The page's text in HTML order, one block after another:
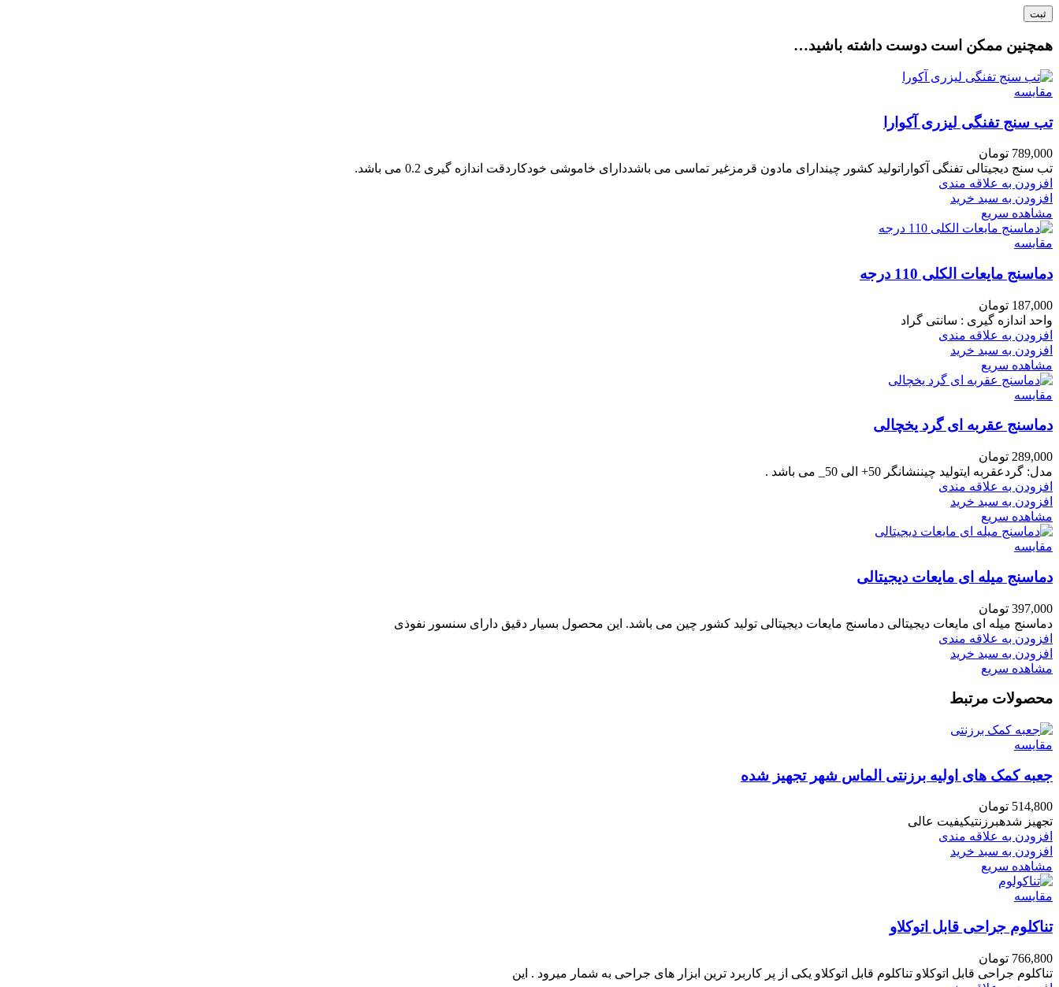
همچنین ممکن است دوست داشته باشید…
مقایسه
تب سنج تفنگی لیزری آکوارا
789,000 تومان
تب سنج دیجیتالی تفنگی آکواراتولید کشور چیندارای مادون قرمزغیر تماسی می باشددارای خاموشی خودکاردقت اندازه گیری 0.2 می باشد.
افزودن به علاقه مندی
افزودن به سبد خرید
مشاهده سریع
مقایسه
دماسنج مایعات الکلی 110 درجه
187,000 تومان
واحد اندازه گیری : سانتی گراد
افزودن به علاقه مندی
افزودن به سبد خرید
مشاهده سریع
مقایسه
دماسنج عقربه ای گرد یخچالی
289,000 تومان
مدل: گردعقربه ایتولید چیننشانگر 50+ الی 50_ می باشد .
افزودن به علاقه مندی
افزودن به سبد خرید
مشاهده سریع
مقایسه
دماسنج میله ای مایعات دیجیتالی
397,000 تومان
دماسنج میله ای مایعات دیجیتالی دماسنج مایعات دیجیتالی تولید کشور چین می باشد. این محصول بسیار دقیق دارای سنسور نفوذی
افزودن به علاقه مندی
افزودن به سبد خرید
مشاهده سریع
محصولات مرتبط
مقایسه
جعبه کمک های اولیه برزنتی الماس شهر تجهیز شده
514,800 تومان
تجهیز شدهبرزنتیکیفیت عالی
افزودن به علاقه مندی
افزودن به سبد خرید
مشاهده سریع
مقایسه
تناکلوم جراحی قابل اتوکلاو
766,800 تومان
تناکلوم جراحی قابل اتوکلاو تناکلوم قابل اتوکلاو یکی از پر کاربرد ترین ابزار های جراحی به شمار میرود . این